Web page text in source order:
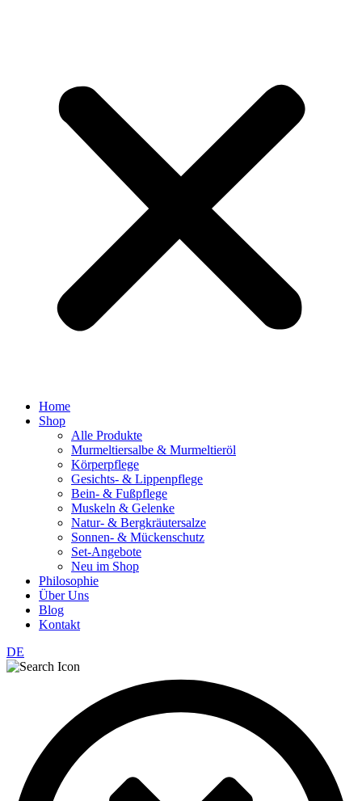
Home
Shop
Alle Produkte
Murmeltiersalbe & Murmeltieröl
Körperpflege
Gesichts- & Lippenpflege
Bein- & Fußpflege
Muskeln & Gelenke
Natur- & Bergkräutersalze
Sonnen- & Mückenschutz
Set-Angebote
Neu im Shop
Philosophie
Über Uns
Blog
Kontakt
DE